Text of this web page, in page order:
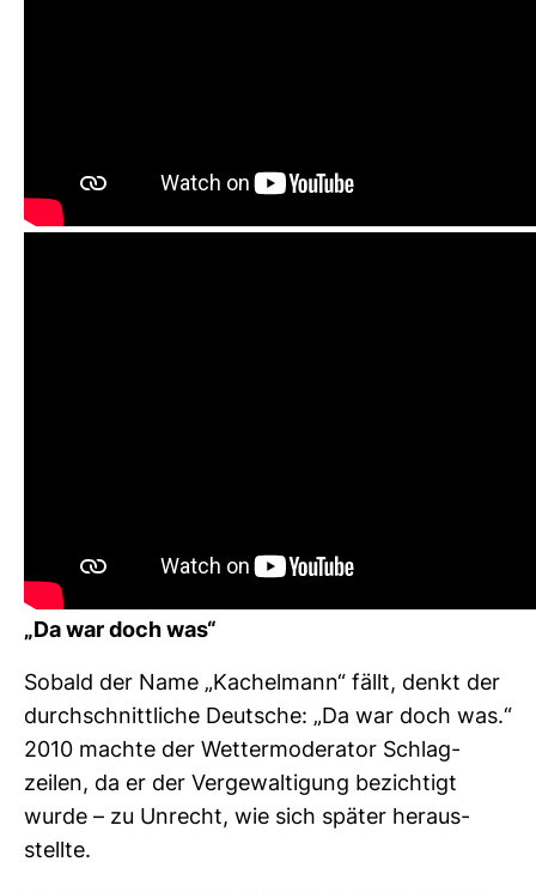
„Da war doch was“
Sobald der Name „Kachelmann“ fällt, denkt der
durch­schnitt­liche Deut­sche: „Da war doch was.“
2010 machte der Wet­ter­mo­de­rator Schlag­
zeilen, da er der Ver­ge­wal­ti­gung bezich­tigt
wurde – zu Unrecht, wie sich später her­aus­
stellte.